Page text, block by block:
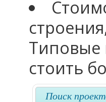
Типовые
стоить
Поиск